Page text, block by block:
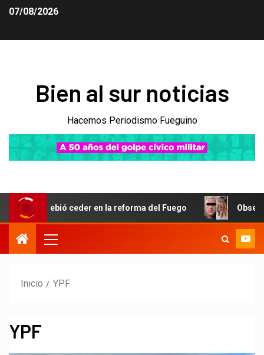
07/08/2026
Bien al sur noticias
Hacemos Periodismo Fueguino
ceder en la reforma del Fuego Obsesión por
Inicio YPF
YPF